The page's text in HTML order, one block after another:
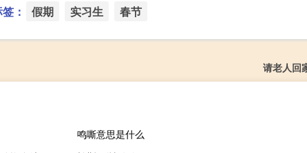
： 假期 实习生 春节
请老人回
鸣嘶意思是什么